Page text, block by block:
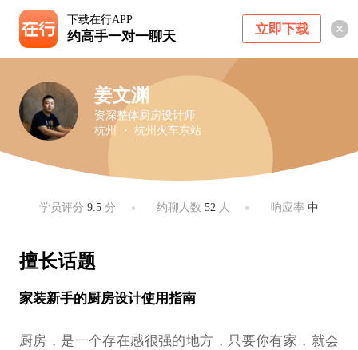
下载在行APP
约高手一对一聊天 立即下载
姜文渊
资深整体厨房设计师
杭州 ・ 杭州火车东站
学员评分9.5 分 约聊人数 52 人 响应率 中
擅长话题
家装新手的厨房设计使用指南
厨房，是一个存在感很强的地方，只要你有家，就会